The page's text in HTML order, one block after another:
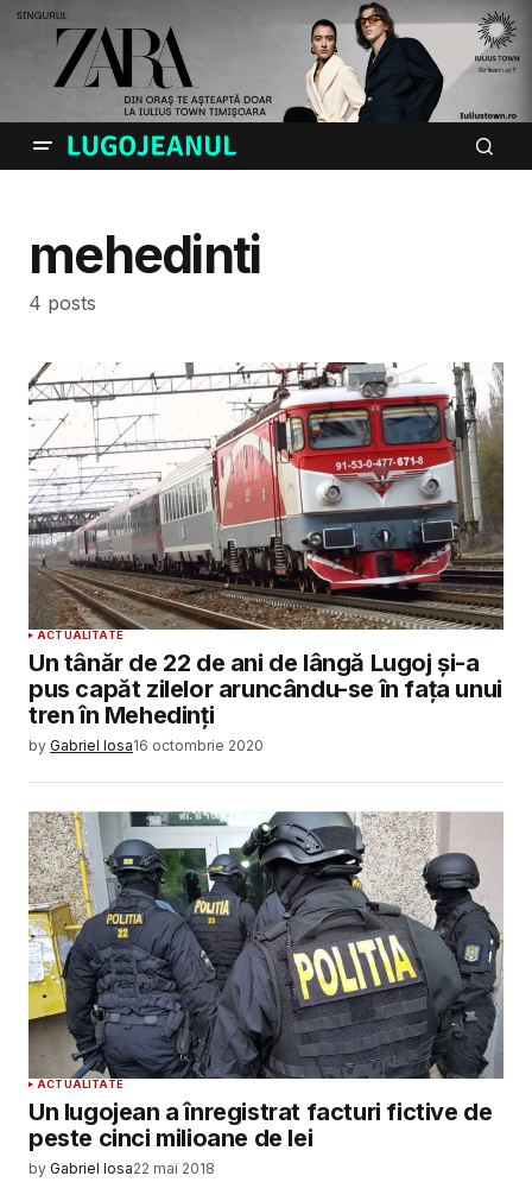
mehedinti
4 posts
ACTUALITATE
Un tânăr de 22 de ani de lângă Lugoj și-a
pus capăt zilelor aruncându-se în fața unui
tren în Mehedinți
by Gabriel Iosa16 octombrie 2020
ACTUALITATE
Un lugojean a înregistrat facturi fictive de
peste cinci milioane de lei
by Gabriel Iosa22 mai 2018